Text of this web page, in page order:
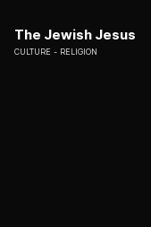
The Jewish Jesus
CULTURE RELIGION